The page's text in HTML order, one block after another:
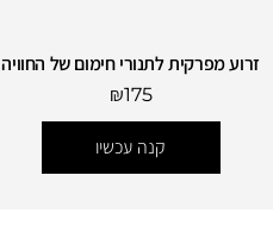
זרוע מפרקית לתנורי חימום של החוויה
₪175
קנה עכשיו